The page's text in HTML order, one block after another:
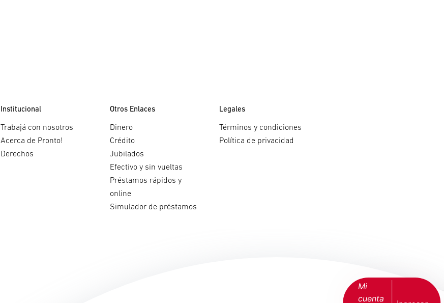
Institucional
Trabajá con nosotros
Acerca de Pronto!
Derechos
Otros Enlaces
Dinero
Crédito
Jubilados
Efectivo y sin vueltas
Préstamos rápidos y
online
Simulador de préstamos
Legales
Términos y condiciones
Política de privacidad
Mi
cuenta